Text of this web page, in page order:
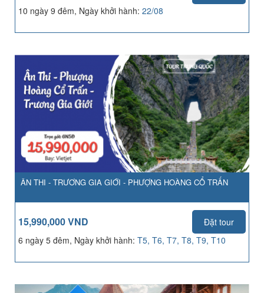
10 ngày 9 đêm, Ngày khởi hành: 22/08
ÂN THI - TRƯƠNG GIA GIỚI - PHƯỢNG HOÀNG CỔ TRẤN
15,990,000 VND
Đặt tour
6 ngày 5 đêm, Ngày khởi hành: T5, T6, T7, T8, T9, T10